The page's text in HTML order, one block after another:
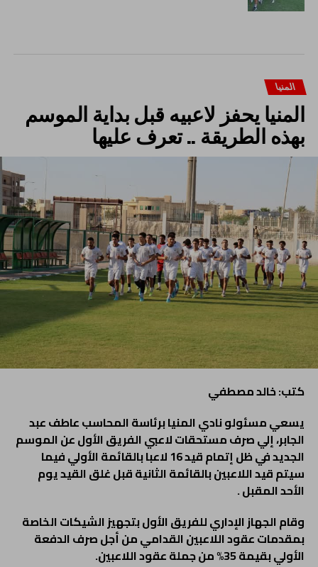
المنيا
المنيا يحفز لاعبيه قبل بداية الموسم
بهذه الطريقة .. تعرف عليها
كتب: خالد مصطفي
يسعي مسئولو نادي المنيا برئاسة المحاسب عاطف عبد
الجابر، إلي صرف مستحقات لاعبي الفريق الأول عن الموسم
الجديد في ظل إتمام قيد 16 لاعبا بالقائمة الأولي فيما
سيتم قيد اللاعبين بالقائمة الثانية قبل غلق القيد يوم
الأحد المقبل .
وقام الجهاز الإداري للفريق الأول بتجهيز الشيكات الخاصة
بمقدمات عقود اللاعبين القدامي من أجل صرف الدفعة
الأولي بقيمة 35% من جملة عقود اللاعبين.